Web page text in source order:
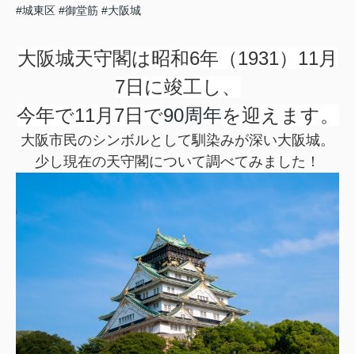
#城東区 #御堂筋 #大阪城
大阪城天守閣は昭和6年（1931）11月
7日に竣工し、
今年で11月7日で90周年を迎えます。
大阪市民のシンボルとして馴染みが深い大阪城。
少し現在の天守閣について調べてみました！